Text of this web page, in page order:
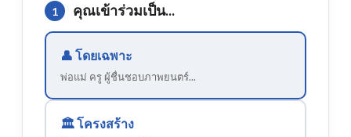
1 คุณเข้าร่วมเป็น...
👤 โดยเฉพาะ
พ่อแม่ ครู ผู้ชื่นชอบภาพยนตร์...
🏛️โครงสร้าง